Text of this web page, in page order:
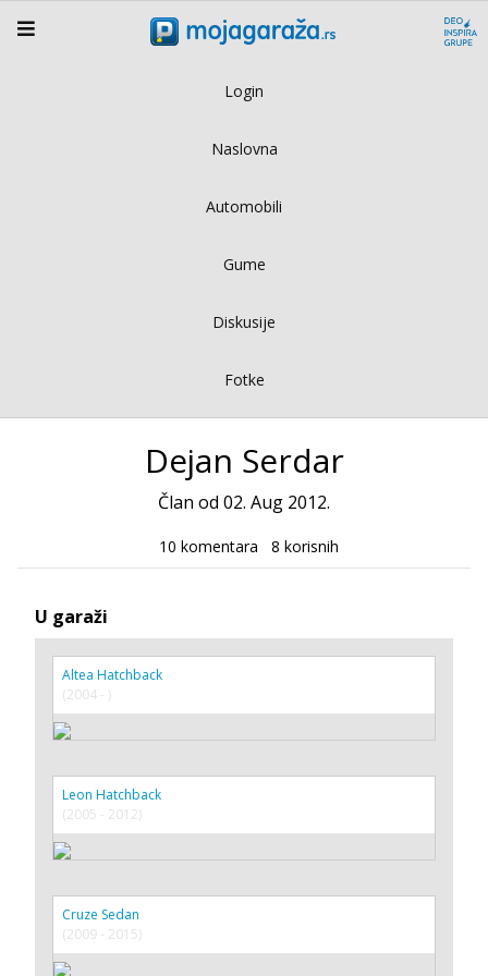
Login
Naslovna
Automobili
Gume
Diskusije
Fotke
Dejan Serdar
Član od 02. Aug 2012.
10 komentara 8 korisnih
U garaži
Altea Hatchback
(2004 - )
Leon Hatchback
(2005 - 2012)
Cruze Sedan
(2009 - 2015)